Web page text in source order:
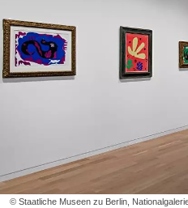
© Staatliche Museen zu Berlin,